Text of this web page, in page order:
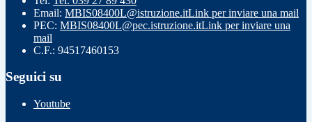
Email: MBIS08400L@istruzione.itLink per inviare una mail
PEC: MBIS08400L@pec.istruzione.itLink per inviare una
mail
C.F.: 94517460153
Seguici su
Youtube